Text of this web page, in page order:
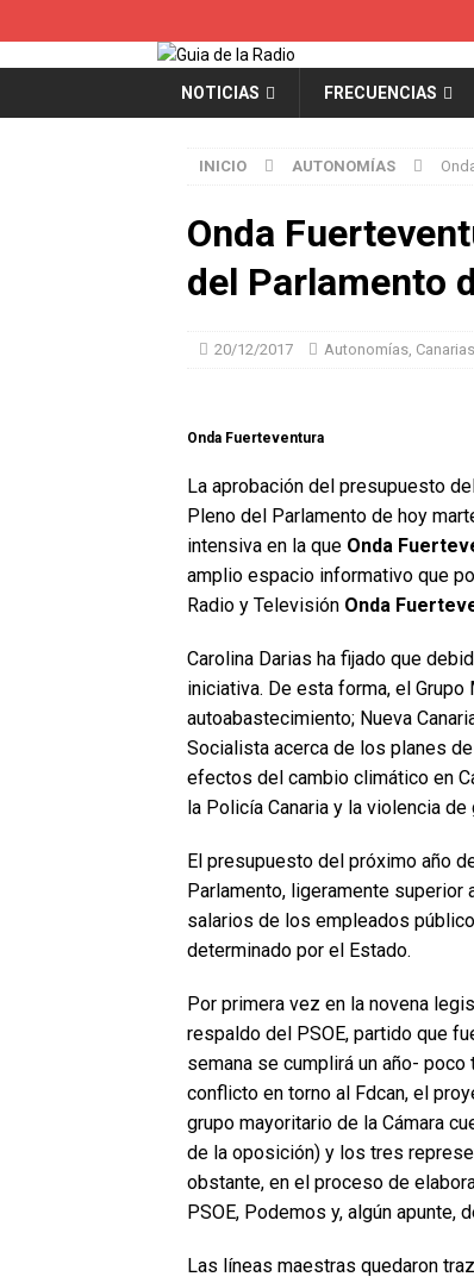
NOTICIAS FRECUENCIAS
INICIO AUTONOMÍAS
Onda
del Parlamento
20/12/2017 Autonomías, Canarias
Onda Fuerteventura
La aprobación del presupuesto
Pleno del Parlamento de hoy
intensiva en la que Onda
amplio espacio informativo que
Radio y Televisión Onda
Carolina Darias ha fijado que
iniciativa. De esta forma, el
autoabastecimiento; Nueva
Socialista acerca de los planes
efectos del cambio climático en
la Policía Canaria y la violencia de
El presupuesto del próximo año
Parlamento, ligeramente
salarios de los empleados
determinado por el Estado.
Por primera vez en la novena
respaldo del PSOE, partido que
semana se cumplirá un año-
conflicto en torno al Fdcan, el
grupo mayoritario de la Cámara
de la oposición) y los tres
obstante, en el proceso de
PSOE, Podemos y, algún apunte,
Las líneas maestras quedaron